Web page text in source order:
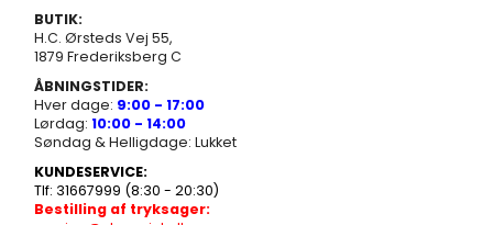
BUTIK:
H.C. Ørsteds Vej 55,
1879 Frederiksberg C
ÅBNINGSTIDER:
Hver dage: 9:00 - 17:00
Lørdag: 10:00 - 14:00
Søndag & Helligdage: Lukket
KUNDESERVICE:
Tlf: 31667999 (8:30 - 20:30)
Bestilling af tryksager: